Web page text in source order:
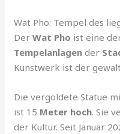
Wat Pho: Tempel des
DerWat Pho ist eine
Tempelanlagen der
Kunstwerk ist der
Die vergoldete Statue
ist 15 Meter hoch. Sie
der Kultur. Seit Januar